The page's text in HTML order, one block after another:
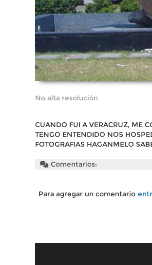
No alta resolución
CUANDO FUI A VERACRUZ, ME
TENGO ENTENDIDO NOS
FOTOGRAFIAS HAGANMELO
Comentarios:
Para agregar un comentario